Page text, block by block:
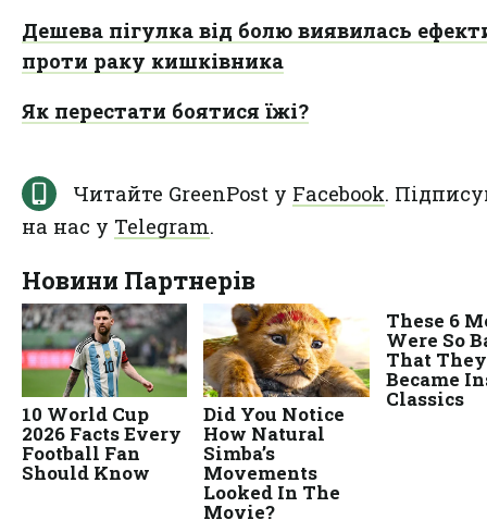
Дешева пігулка від болю виявилась
проти раку кишківника
Як перестати боятися їжі?
Читайте GreenPost у Facebook.
на нас у Telegram.